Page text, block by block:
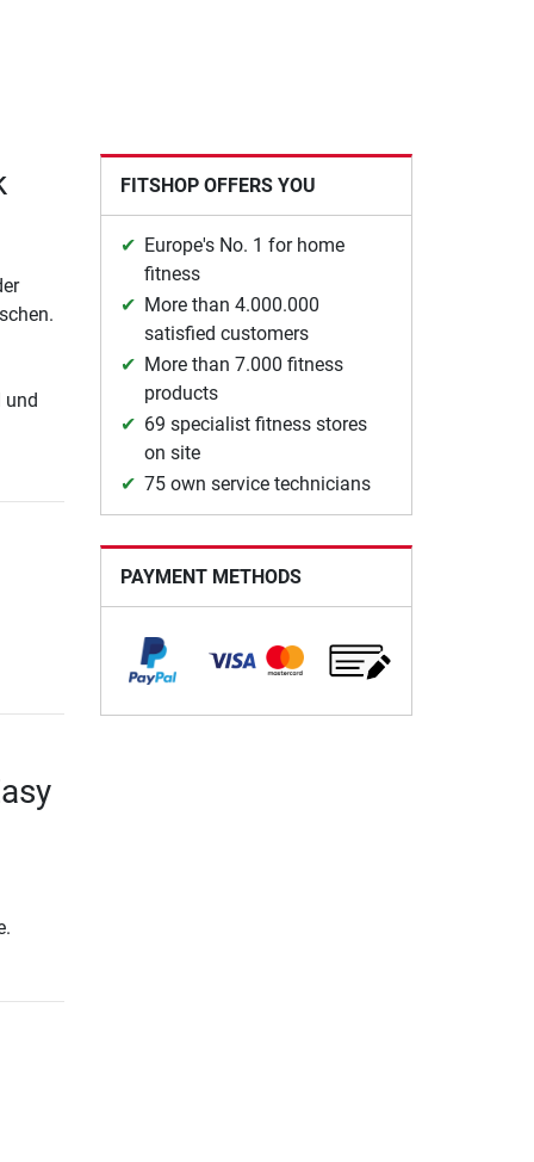
und
FITSHOP OFFERS YOU
Europe's No. 1 for home
fitness
More than 4.000.000
satisfied customers
More than 7.000 fitness
products
69 specialist fitness stores
on site
75 own service technicians
PAYMENT METHODS